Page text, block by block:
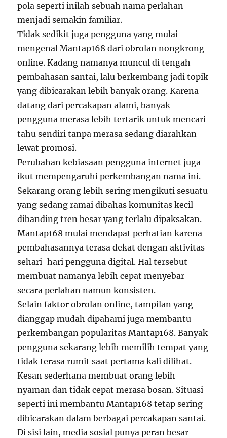
pola seperti inilah sebuah nama perlahan
menjadi semakin familiar.
Tidak sedikit juga pengguna yang mulai
mengenal Mantap168 dari obrolan nongkrong
online. Kadang namanya muncul di tengah
pembahasan santai, lalu berkembang jadi topik
yang dibicarakan lebih banyak orang. Karena
datang dari percakapan alami, banyak
pengguna merasa lebih tertarik untuk mencari
tahu sendiri tanpa merasa sedang diarahkan
lewat promosi.
Perubahan kebiasaan pengguna internet juga
ikut mempengaruhi perkembangan nama ini.
Sekarang orang lebih sering mengikuti sesuatu
yang sedang ramai dibahas komunitas kecil
dibanding tren besar yang terlalu dipaksakan.
Mantap168 mulai mendapat perhatian karena
pembahasannya terasa dekat dengan aktivitas
sehari-hari pengguna digital. Hal tersebut
membuat namanya lebih cepat menyebar
secara perlahan namun konsisten.
Selain faktor obrolan online, tampilan yang
dianggap mudah dipahami juga membantu
perkembangan popularitas Mantap168. Banyak
pengguna sekarang lebih memilih tempat yang
tidak terasa rumit saat pertama kali dilihat.
Kesan sederhana membuat orang lebih
nyaman dan tidak cepat merasa bosan. Situasi
seperti ini membantu Mantap168 tetap sering
dibicarakan dalam berbagai percakapan santai.
Di sisi lain, media sosial punya peran besar